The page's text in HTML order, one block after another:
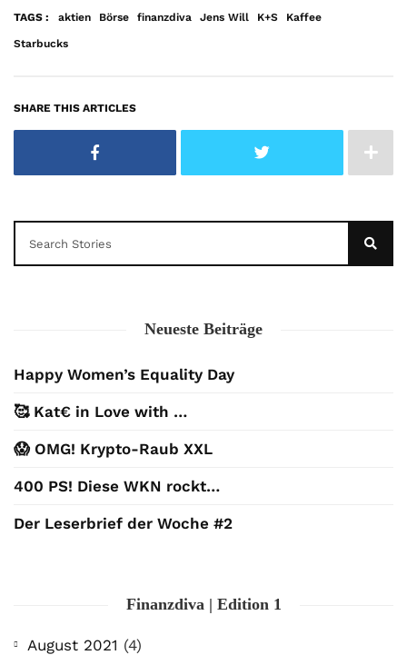
TAGS : aktien Börse finanzdiva Jens Will K+S Kaffee
Starbucks
SHARE THIS ARTICLES
Neueste Beiträge
Happy Women’s Equality Day
🥰 Kat€ in Love with …
😱 OMG! Krypto-Raub XXL
400 PS! Diese WKN rockt…
Der Leserbrief der Woche #2
Finanzdiva | Edition 1
August 2021 (4)